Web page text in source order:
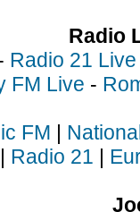
Radio
Radio 21 Live
FM Live -
FM |
| Radio 21 |